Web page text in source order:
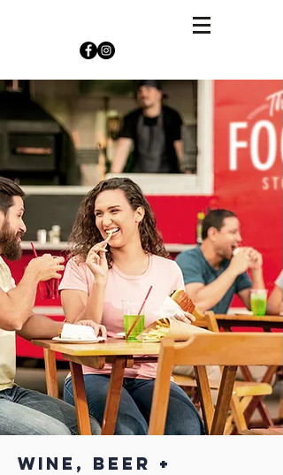
Wine, beer +